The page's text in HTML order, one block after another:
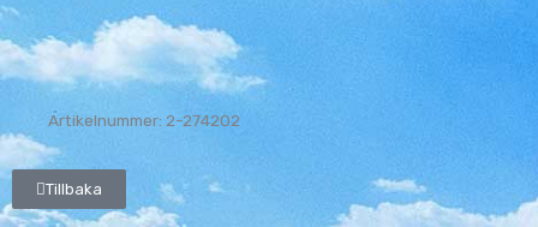
Artikelnummer: 2-274202
Tillbaka